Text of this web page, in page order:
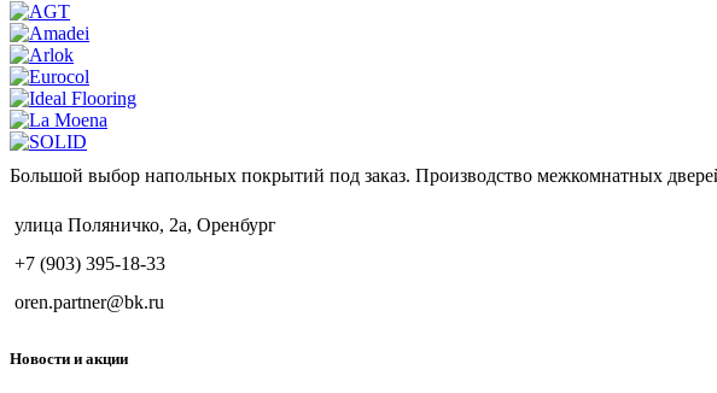
Большой выбор напольных покрытий под заказ. Производство межкомнатных
улица Поляничко, 2а, Оренбург
+7 (903) 395-18-33
oren.partner@bk.ru
Новости и акции